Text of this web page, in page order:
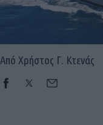
Από Χρήστος Γ. Κτενάς